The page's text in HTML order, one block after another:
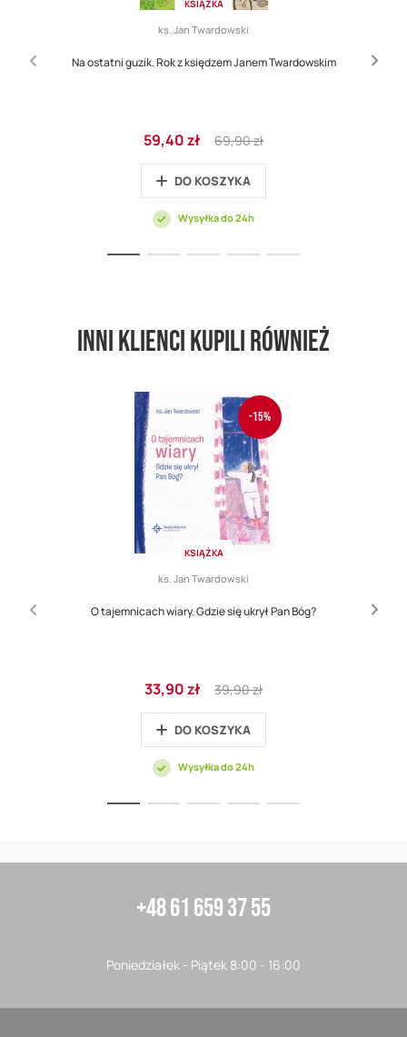
KSIĄŻKA
ks. Jan Twardowski
Na ostatni guzik. Rok z księdzem Janem Twardowskim
Cena
promocyjna
59,40 zł
Regular
Price
69,90 zł
DO KOSZYKA
Wysyłka do 24h
Inni klienci kupili również
-15%
KSIĄŻKA
ks. Jan Twardowski
O tajemnicach wiary. Gdzie się ukrył Pan Bóg?
Cena
promocyjna
33,90 zł
Regular
Price
39,90 zł
DO KOSZYKA
Wysyłka do 24h
+48 61 659 37 55
Poniedziałek - Piątek 8:00 - 16:00